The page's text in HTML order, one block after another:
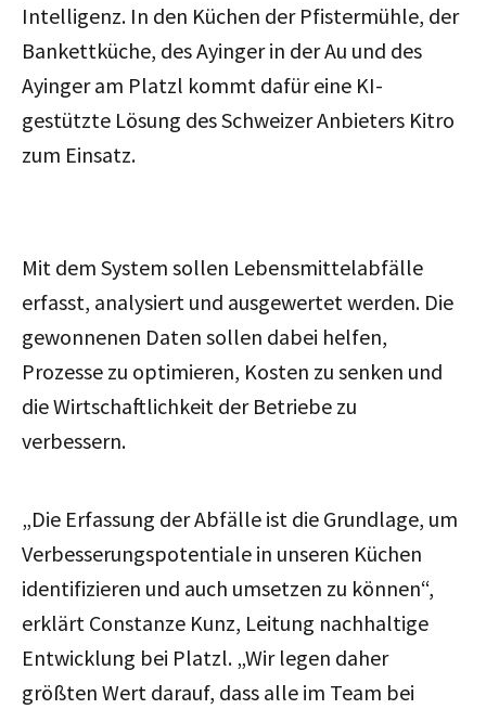
Intelligenz. In den Küchen der Pfistermühle, der
Bankettküche, des Ayinger in der Au und des
Ayinger am Platzl kommt dafür eine KI-
gestützte Lösung des Schweizer Anbieters Kitro
zum Einsatz.
Mit dem System sollen Lebensmittelabfälle
erfasst, analysiert und ausgewertet werden. Die
gewonnenen Daten sollen dabei helfen,
Prozesse zu optimieren, Kosten zu senken und
die Wirtschaftlichkeit der Betriebe zu
verbessern.
„Die Erfassung der Abfälle ist die Grundlage, um
Verbesserungspotentiale in unseren Küchen
identifizieren und auch umsetzen zu können“,
erklärt Constanze Kunz, Leitung nachhaltige
Entwicklung bei Platzl. „Wir legen daher
größten Wert darauf, dass alle im Team bei